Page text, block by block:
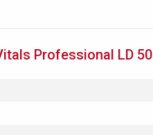
Professional LD 50